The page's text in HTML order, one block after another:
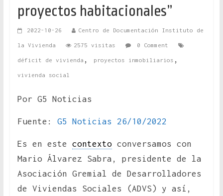
proyectos habitacionales”
2022-10-26 Centro de Documentación Instituto de
la Vivienda 2575 visitas 0 Comment
déficit de vivienda , proyectos inmobiliarios ,
vivienda social
Por G5 Noticias
Fuente: G5 Noticias 26/10/2022
Es en este contextoconversamos con
Mario Álvarez Sabra, presidente de la
Asociación Gremial de Desarrolladores
de Viviendas Sociales (ADVS) y así,